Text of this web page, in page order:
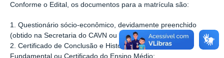
Conforme o Edital, os documentos para a matrícula são:
1. Questionário sócio-econômico, devidamente preenchido
(obtido na Secretaria do CAVN ou nos links abaixo);
2. Certificado de Conclusão e Histórico Escolar do Ensino
Fundamental ou Certificado do Ensino Médio;